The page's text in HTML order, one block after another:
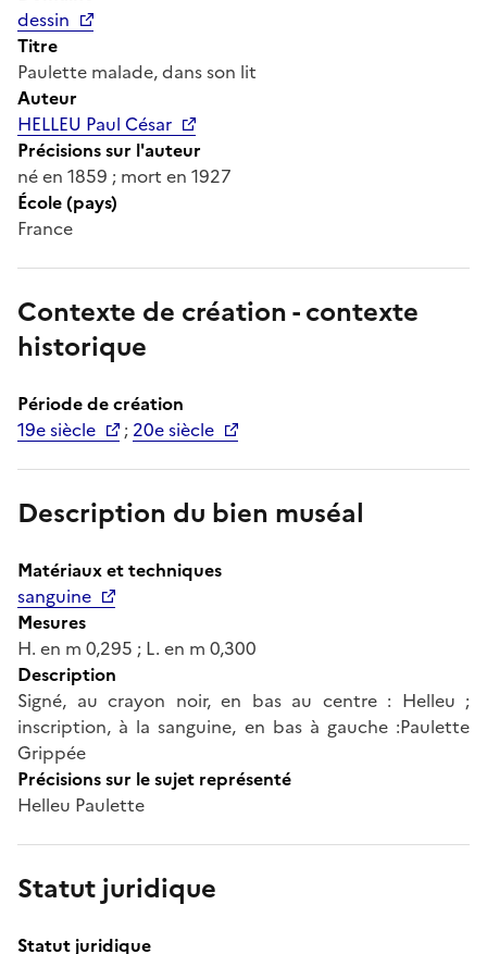
dessin
Titre
Paulette malade, dans son lit
Auteur
HELLEU Paul César
Précisions sur l'auteur
né en 1859 ; mort en 1927
École (pays)
France
Contexte de création - contexte
historique
Période de création
19e siècle
; 20e siècle
Description du bien muséal
Matériaux et techniques
sanguine
Mesures
H. en m 0,295 ; L. en m 0,300
Description
Signé, au crayon noir, en bas au centre : Helleu ;
inscription, à la sanguine, en bas à gauche :Paulette
Grippée
Précisions sur le sujet représenté
Helleu Paulette
Statut juridique
Statut juridique